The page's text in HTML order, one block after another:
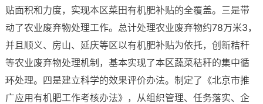
贴面积和力度，实现本区菜田有机肥补贴的全覆盖。三是带
动了农业废弃物处理工作。总计处理农业废弃物约78万米3，
并且顺义、房山、延庆等区以有机肥补贴为依托，创新秸秆
等农业废弃物处理机制，基本实现了本区蔬菜秸秆的集中循
环处理。四是建立科学的效果评价办法。制定了《北京市推
广应用有机肥工作考核办法》，从组织管理、任务落实、企